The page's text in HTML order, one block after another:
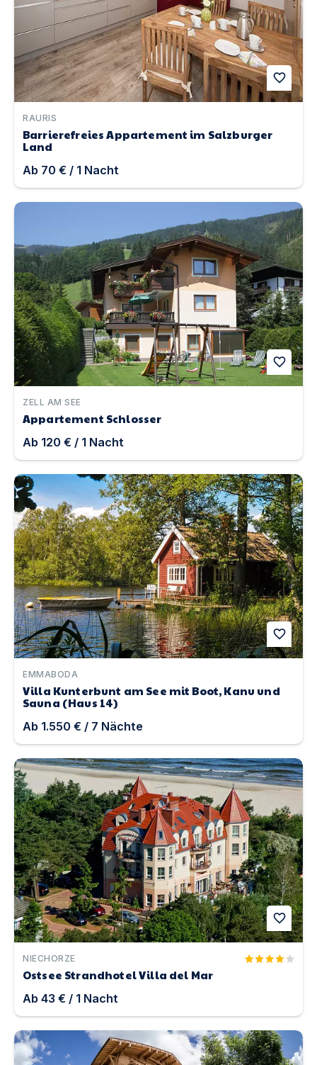
favorite
RAURIS
Barrierefreies Appartement im Salzburger
Land
Ab 70 € / 1 Nacht
Appartement Schlosser | Unterkunft in Zell am See
favorite
ZELL AM SEE
Appartement Schlosser
Ab 120 € / 1 Nacht
Villa Kunterbunt am See mit Boot, Kanu und Sauna
favorite
EMMABODA
Villa Kunterbunt am See mit Boot, Kanu und
Sauna (Haus 14)
Ab 1.550 € / 7 Nächte
Ostsee Strandhotel Villa del Mar | Unterkunft in
favorite
NIECHORZE
Ostsee Strandhotel Villa del Mar
Ab 43 € / 1 Nacht
Alpenhotel Tyrol | Unterkunft in Pertisau